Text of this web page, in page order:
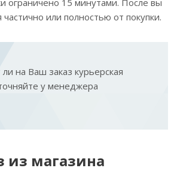
ограничено 15 минутами. После вы
или полностью от покупки.
на Ваш заказ курьерская
у менеджера
из магазина